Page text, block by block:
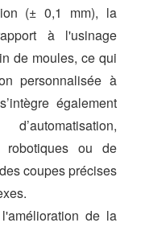
(± 0,1 mm), la
à l'usinage
de moules, ce qui
personnalisée à
également
ou de
coupes précises
de la